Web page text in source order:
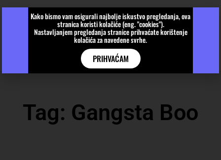
Tag: Gangsta Boo
Kako bismo vam osigurali najbolje iskustvo pregledanja, ova
stranica koristi kolačiće (eng. "cookies").
Nastavljanjem pregledanja stranice prihvaćate korištenje
kolačića za navedene svrhe.
PRIHVAĆAM